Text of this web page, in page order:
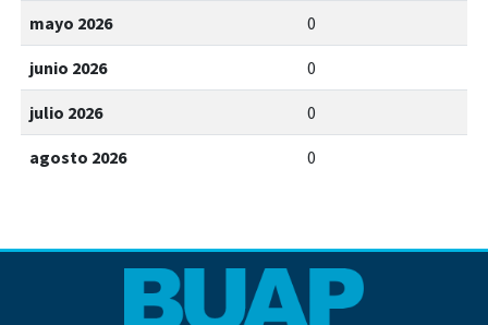
mayo 2026 0
junio 2026 0
julio 2026 0
agosto 2026 0